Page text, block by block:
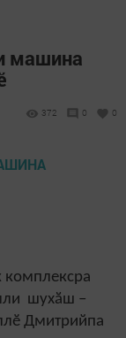
машина
372 0 0
комплексра
шухӑш –
Дмитрийпа